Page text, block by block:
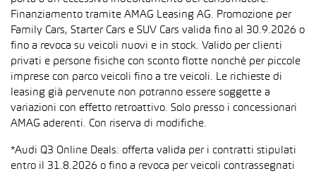
Finanziamento tramite AMAG Leasing AG. Promozione per
Family Cars, Starter Cars e SUV Cars valida fino al 30.9.2026 o
fino a revoca su veicoli nuovi e in stock. Valido per clienti
privati e persone fisiche con sconto flotte nonché per piccole
imprese con parco veicoli fino a tre veicoli. Le richieste di
leasing già pervenute non potranno essere soggette a
variazioni con effetto retroattivo. Solo presso i concessionari
AMAG aderenti. Con riserva di modifiche.
*Audi Q3 Online Deals: offerta valida per i contratti stipulati
entro il 31.8.2026 o fino a revoca per veicoli contrassegnati